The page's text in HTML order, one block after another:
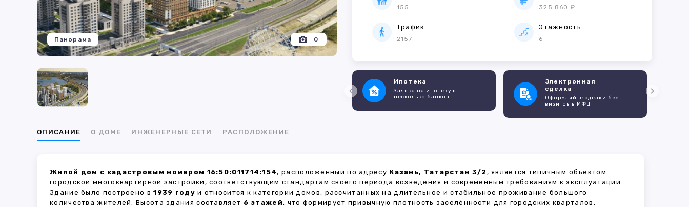
0
Панорама
155 325 860 ₽
Трафик
2157
Этажность
6
Ипотека
Заявка на ипотеку в
несколько банков
Электронная
сделка
Оформляйте сделки без
визитов в МФЦ
ОПИСАНИЕ О ДОМЕ ИНЖЕНЕРНЫЕ СЕТИ РАСПОЛОЖЕНИЕ
Жилой дом с кадастровым номером 16:50:011714:154, расположенный по адресу Казань, Татарстан 3/2 , является типичным объектом
городской многоквартирной застройки, соответствующим стандартам своего периода возведения и современным требованиям к эксплуатации.
Здание было построено в1939 году и относится к категории домов, рассчитанных на длительное и стабильное проживание большого
количества жителей. Высота здания составляет 6 этажей, что формирует привычную плотность заселённости для городских кварталов.